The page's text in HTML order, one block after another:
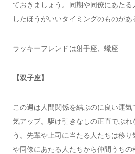
ておきましょう。同期や同僚にあた
したほうがいいタイミングのものがあ
ラッキーフレンドは射手座、蠍座
【双子座】
この週は人間関係を結ぶのに良い運
気アップ。駆け引きなしの正直でぶれ
う。先輩や上司に当たる人たちは移
や同僚にあたる人たちから仲間うち